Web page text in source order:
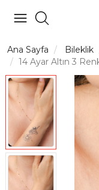
Ana Sayfa Bileklik
14 Ayar Altın 3